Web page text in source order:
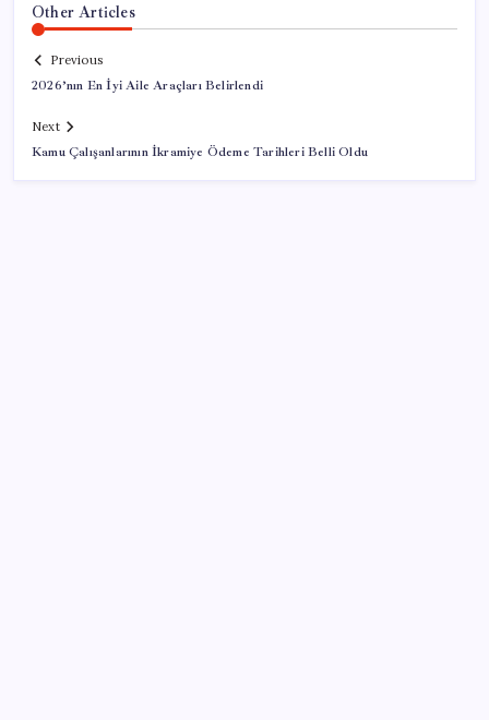
Other Articles
Previous
2026’nın En İyi Aile Araçları Belirlendi
Next
Kamu Çalışanlarının İkramiye Ödeme Tarihleri Belli Oldu